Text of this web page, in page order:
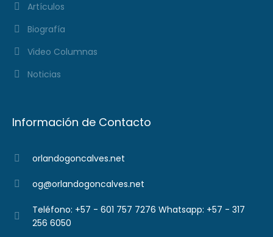
Artículos
Biografía
Video Columnas
Noticias
Información de Contacto
orlandogoncalves.net
og@orlandogoncalves.net
Teléfono: +57 - 601 757 7276 Whatsapp: +57 - 317
256 6050